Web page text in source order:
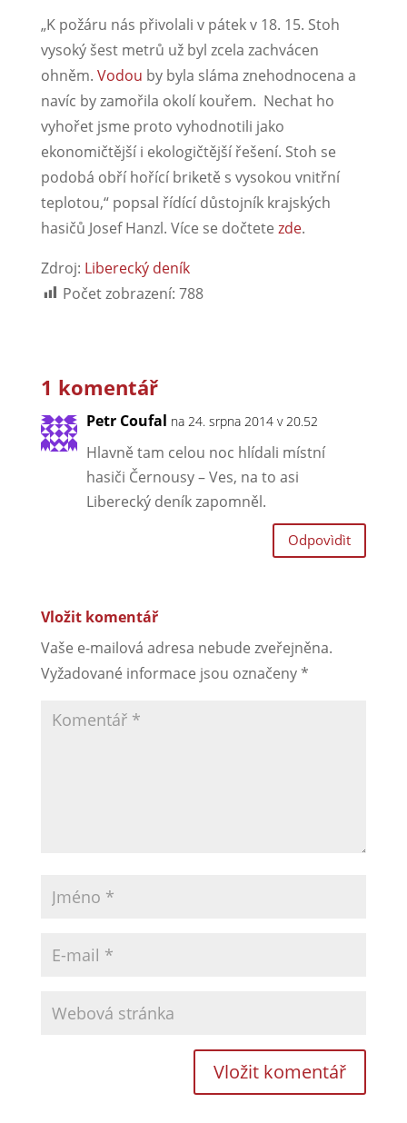
„K požáru nás přivolali v pátek v 18. 15. Stoh
vysoký šest metrů už byl zcela zachvácen
ohněm. Vodou by byla sláma znehodnocena a
navíc by zamořila okolí kouřem. Nechat ho
vyhořet jsme proto vyhodnotili jako
ekonomičtější i ekologičtější řešení. Stoh se
podobá obří hořící briketě s vysokou vnitřní
teplotou,“ popsal řídící důstojník krajských
hasičů Josef Hanzl. Více se dočtete zde.
Zdroj: Liberecký deník
Počet zobrazení: 788
1 komentář
Petr Coufal na 24. srpna 2014 v 20.52
Hlavně tam celou noc hlídali místní
hasiči Černousy – Ves, na to asi
Liberecký deník zapomněl.
Odpovìdìt
Vložit komentář
Vaše e-mailová adresa nebude zveřejněna.
Vyžadované informace jsou označeny*